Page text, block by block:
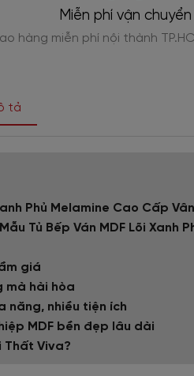
Miễn phí vận chuyển
hàng miễn phí nội thành
tả
Phủ Melamine Cao Cấp
Tủ Bếp Ván MDF Lõi Xanh
giá
mà hài hòa
năng, nhiều tiện ích
MDF bền đẹp lâu dài
Thất Viva?